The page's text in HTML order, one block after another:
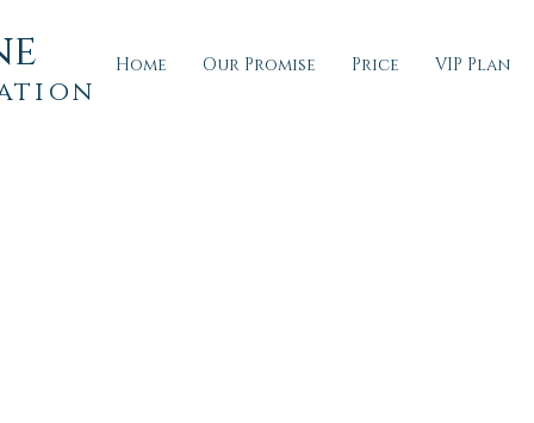
Home Our Promise Price VIP Plan